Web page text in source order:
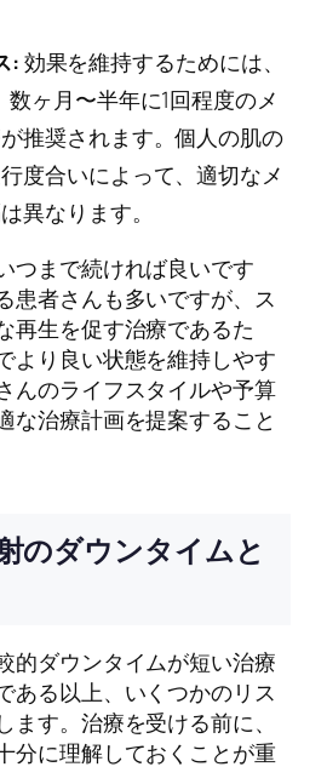
:効果を維持するためには、
数ヶ月〜半年に1回程度のメ
推奨されます。個人の肌の
度合いによって、適切なメ
異なります。
つまで続ければ良いです
患者さんも多いですが、ス
再生を促す治療であるた
より良い状態を維持しやす
んのライフスタイルや予算
な治療計画を提案すること
のダウンタイムと
的ダウンタイムが短い治療
ある以上、いくつかのリス
ます。治療を受ける前に、
分に理解しておくことが重